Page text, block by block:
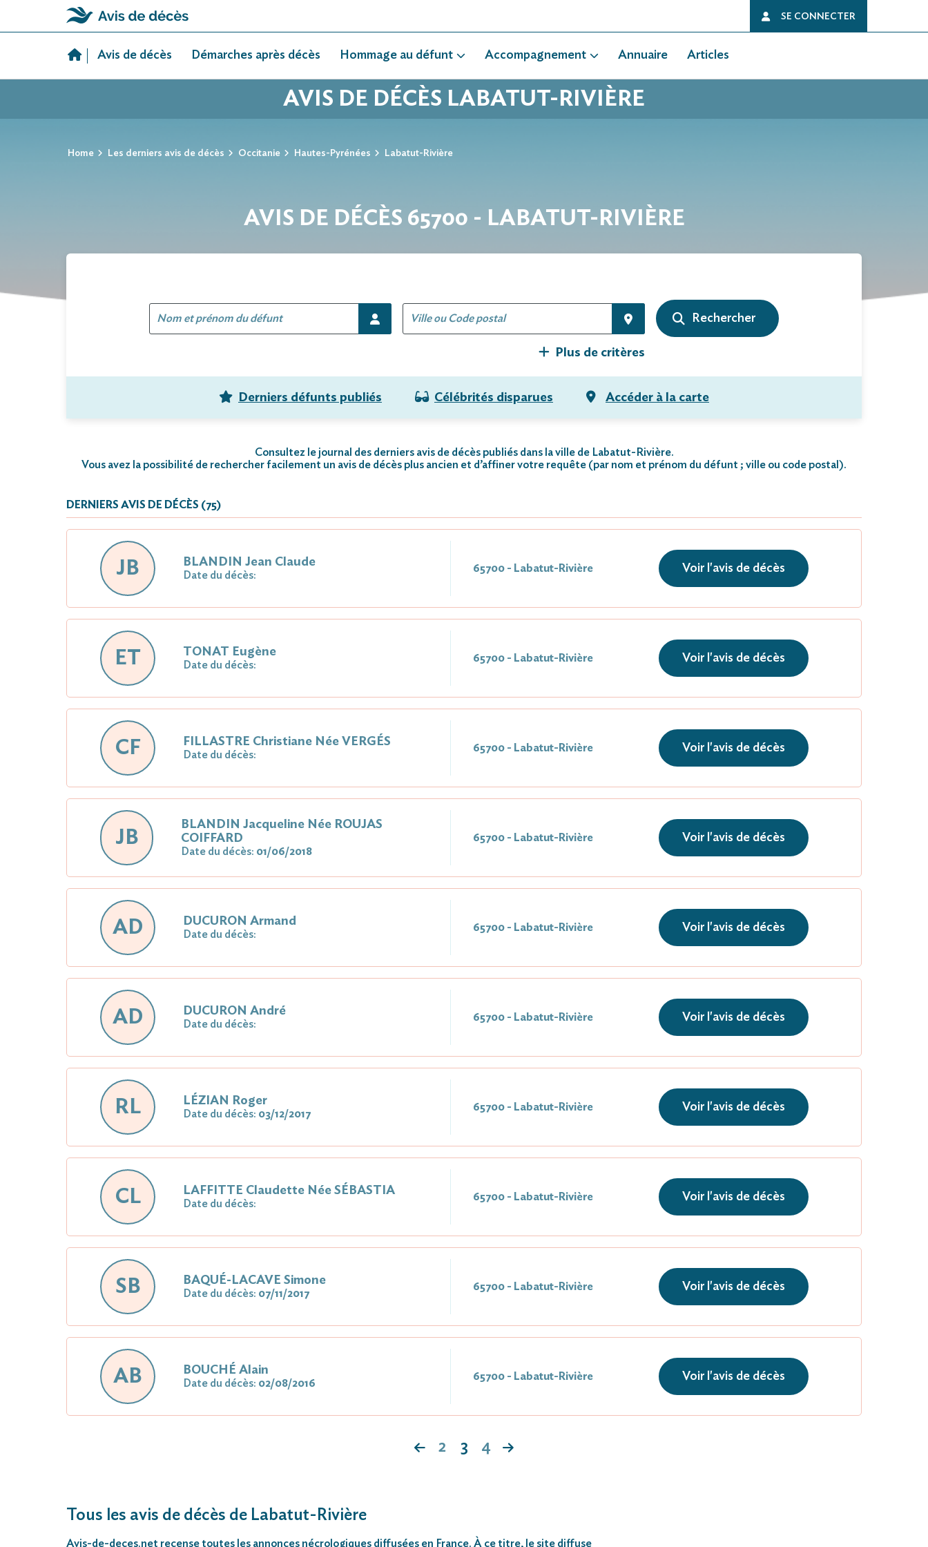
SE CONNECTER
Avis de décès Démarches après décès Hommage au défunt Accompagnement Annuaire Articles
AVIS DE DÉCÈS LABATUT-RIVIÈRE
Home Les derniers avis de décès Occitanie Hautes-Pyrénées Labatut-Rivière
AVIS DE DÉCÈS 65700 - LABATUT-RIVIÈRE
Plus de critères
Derniers défunts publiés Célébrités disparues Accéder à la carte
Consultez le journal des derniers avis de décès publiés dans la ville de Labatut-Rivière.
Vous avez la possibilité de rechercher facilement un avis de décès plus ancien et d’affiner votre requête (par nom et prénom du défunt ; ville ou code postal).
DERNIERS AVIS DE DÉCÈS (75)
JB BLANDIN Jean Claude
Date du décès:
65700 - Labatut-Rivière Voir l'avis de décès
ET TONAT Eugène
Date du décès:
65700 - Labatut-Rivière Voir l'avis de décès
CF FILLASTRE Christiane Née VERGÉS
Date du décès:
65700 - Labatut-Rivière Voir l'avis de décès
JB
BLANDIN Jacqueline Née ROUJAS
COIFFARD
Date du décès: 01/06/2018
65700 - Labatut-Rivière Voir l'avis de décès
AD DUCURON Armand
Date du décès:
65700 - Labatut-Rivière Voir l'avis de décès
AD DUCURON André
Date du décès:
65700 - Labatut-Rivière Voir l'avis de décès
RL LÉZIAN Roger
Date du décès: 03/12/2017
65700 - Labatut-Rivière Voir l'avis de décès
CL LAFFITTE Claudette Née SÉBASTIA
Date du décès:
65700 - Labatut-Rivière Voir l'avis de décès
SB BAQUÉ-LACAVE Simone
Date du décès: 07/11/2017
65700 - Labatut-Rivière Voir l'avis de décès
AB BOUCHÉ Alain
Date du décès: 02/08/2016
65700 - Labatut-Rivière Voir l'avis de décès
2 3 4
Tous les avis de décès de Labatut-Rivière
Avis-de-deces.net recense toutes les annonces nécrologiques diffusées en France. À ce titre, le site diffuse